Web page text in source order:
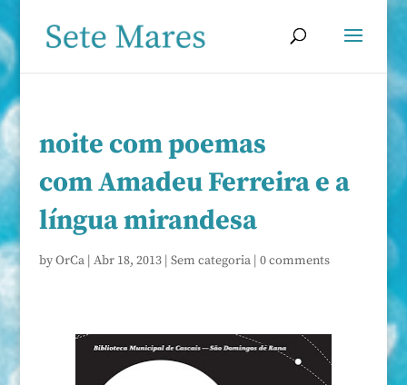
noite com poemas
com Amadeu Ferreira e a
língua mirandesa
byOrCa| Abr 18, 2013| Sem categoria| 0 comments